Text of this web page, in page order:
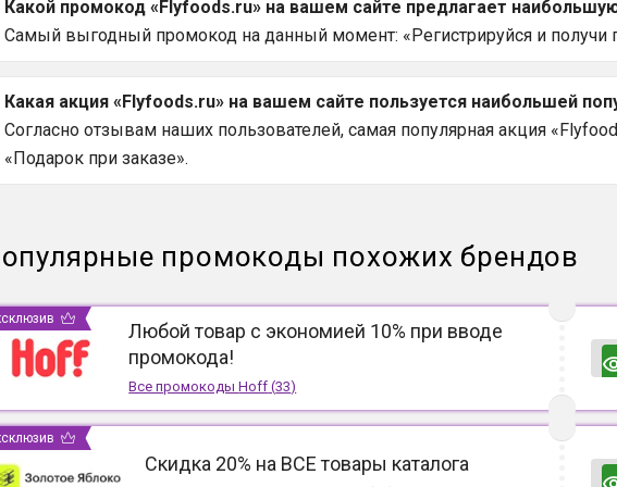
Какой промокод «Flyfoods.ru» на вашем сайте предлагает
Самый выгодный промокод на данный момент: «Регистрируйся и получи
Какая акция «Flyfoods.ru» на вашем сайте пользуется наибольшей
Согласно отзывам наших пользователей, самая популярная акция
«Подарок при заказе».
промокоды похожих брендов
Любой товар с экономией 10% при вводе
промокода!
Все промокодыHoff (33)
Скидка 20% на ВСЕ товары каталога